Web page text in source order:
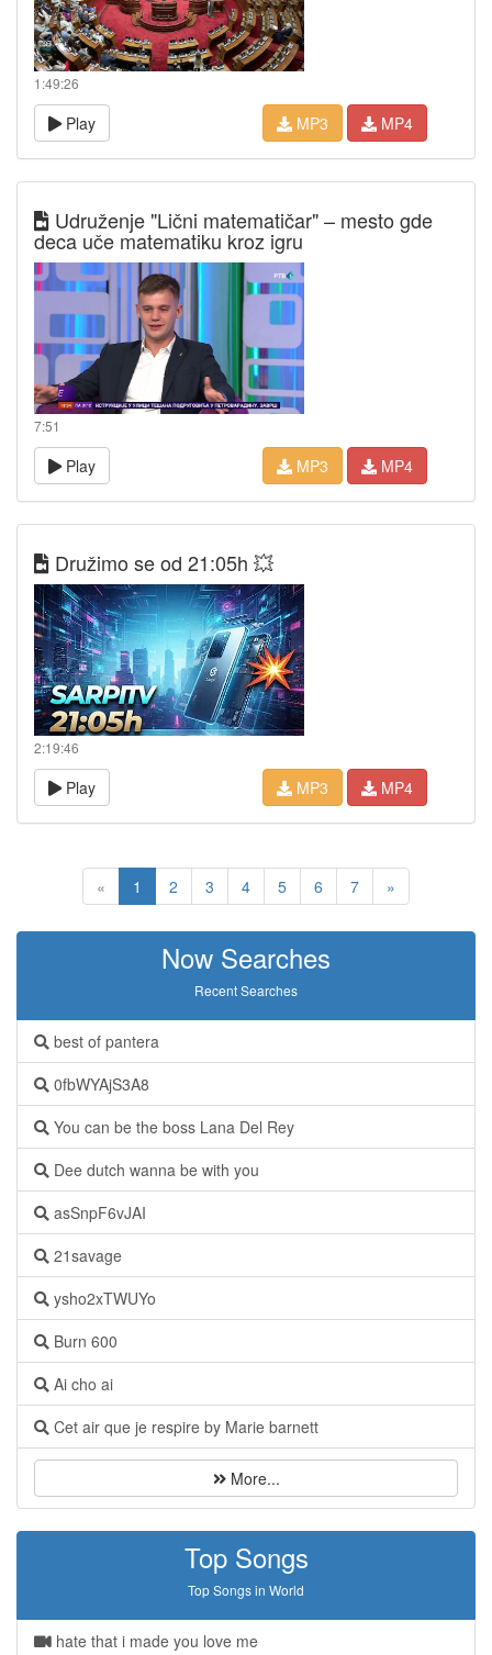
1:49:26
Play MP3 MP4
Udruženje "Lični matematičar" – mesto gde
deca uče matematiku kroz igru
7:51
Play MP3 MP4
Družimo se od 21:05h 💥
2:19:46
Play MP3 MP4
« 1 2 3 4 5 6 7 »
Now Searches
Recent Searches
best of pantera
0fbWYAjS3A8
You can be the boss Lana Del Rey
Dee dutch wanna be with you
asSnpF6vJAI
21savage
ysho2xTWUYo
Burn 600
Ai cho ai
Cet air que je respire by Marie barnett
More...
Top Songs
Top Songs in World
hate that i made you love me